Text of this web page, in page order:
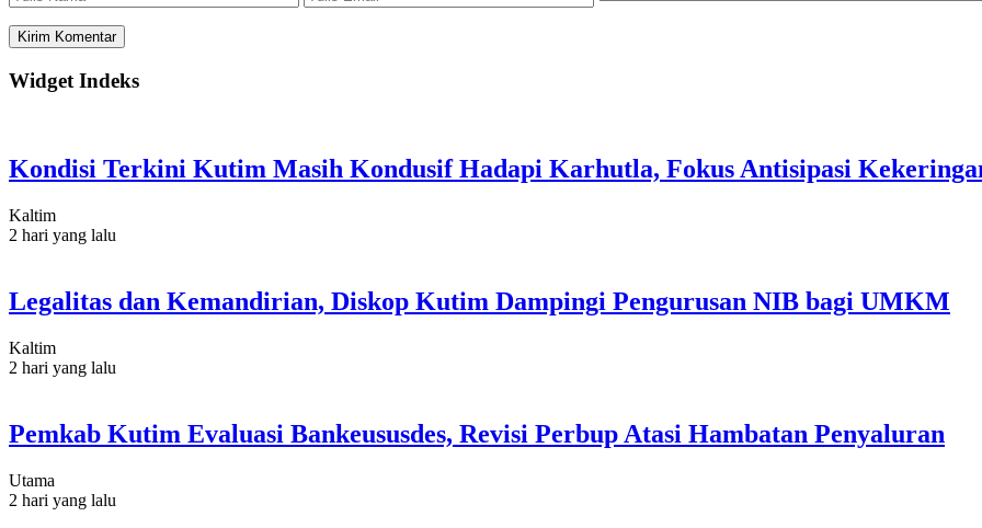
Widget Indeks
Kondisi Terkini Kutim Masih Kondusif Hadapi Karhutla, Fokus Antisipasi
Kaltim
2 hari yang lalu
Legalitas dan Kemandirian, Diskop Kutim Dampingi Pengurusan NIB bagi UMKM
Kaltim
2 hari yang lalu
Pemkab Kutim Evaluasi Bankeususdes, Revisi Perbup Atasi Hambatan Penyaluran
Utama
2 hari yang lalu